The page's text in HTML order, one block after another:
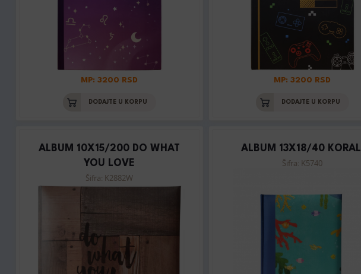
MP: 3200 RSD
DODAJTE U KORPU
MP: 3200 RSD
DODAJTE U KORPU
ALBUM 10X15/200 DO WHAT
YOU LOVE
Šifra: K2882W
ALBUM 13X18/40 KORALI
Šifra: K5740